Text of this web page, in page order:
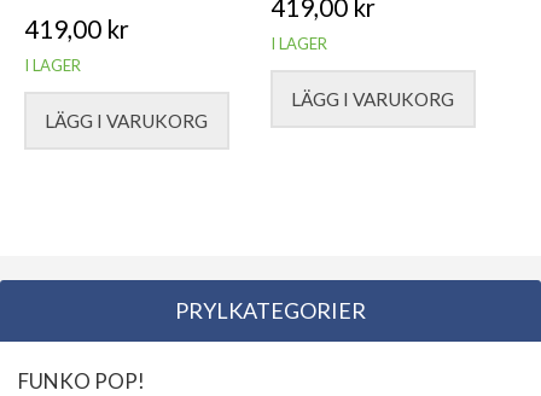
419,00 kr
I LAGER
LÄGG I VARUKORG
419,00 kr
I LAGER
LÄGG I VARUKORG
PRYLKATEGORIER
FUNKO POP!